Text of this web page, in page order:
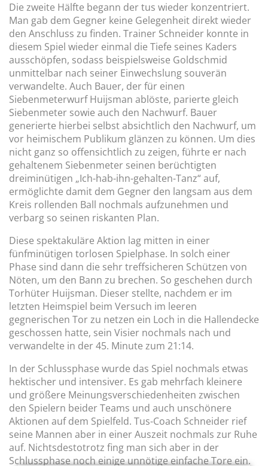
Die zweite Hälfte begann der tus wieder konzentriert.
Man gab dem Gegner keine Gelegenheit direkt wieder
den Anschluss zu finden. Trainer Schneider konnte in
diesem Spiel wieder einmal die Tiefe seines Kaders
ausschöpfen, sodass beispielsweise Goldschmid
unmittelbar nach seiner Einwechslung souverän
verwandelte. Auch Bauer, der für einen
Siebenmeterwurf Huijsman ablöste, parierte gleich
Siebenmeter sowie auch den Nachwurf. Bauer
generierte hierbei selbst absichtlich den Nachwurf, um
vor heimischem Publikum glänzen zu können. Um dies
nicht ganz so offensichtlich zu zeigen, führte er nach
gehaltenem Siebenmeter seinen berüchtigten
dreiminütigen „Ich-hab-ihn-gehalten-Tanz“ auf,
ermöglichte damit dem Gegner den langsam aus dem
Kreis rollenden Ball nochmals aufzunehmen und
verbarg so seinen riskanten Plan.
Diese spektakuläre Aktion lag mitten in einer
fünfminütigen torlosen Spielphase. In solch einer
Phase sind dann die sehr treffsicheren Schützen von
Nöten, um den Bann zu brechen. So geschehen durch
Torhüter Huijsman. Dieser stellte, nachdem er im
letzten Heimspiel beim Versuch im leeren
gegnerischen Tor zu netzen ein Loch in die Hallendecke
geschossen hatte, sein Visier nochmals nach und
verwandelte in der 45. Minute zum 21:14.
In der Schlussphase wurde das Spiel nochmals etwas
hektischer und intensiver. Es gab mehrfach kleinere
und größere Meinungsverschiedenheiten zwischen
den Spielern beider Teams und auch unschönere
Aktionen auf dem Spielfeld. Tus-Coach Schneider rief
seine Mannen aber in einer Auszeit nochmals zur Ruhe
auf. Nichtsdestotrotz fing man sich aber in der
Schlussphase noch einige unnötige einfache Tore ein.